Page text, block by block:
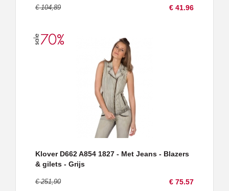
€ 104,89 € 41.96
Klover D662 A854 1827 - Met Jeans - Blazers
& gilets - Grijs
€ 251,90 € 75.57